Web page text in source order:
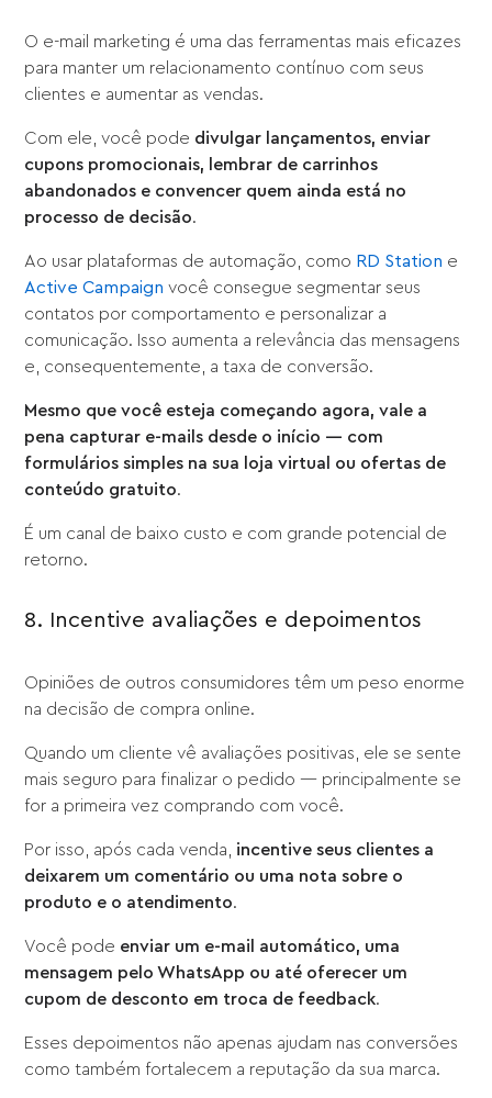
O e-mail marketing é uma das ferramentas mais eficazes
para manter um relacionamento contínuo com seus
clientes e aumentar as vendas.
Com ele, você pode divulgar lançamentos, enviar
cupons promocionais, lembrar de carrinhos
abandonados e convencer quem ainda está no
processo de decisão.
Ao usar plataformas de automação, como RD Station e
Active Campaign você consegue segmentar seus
contatos por comportamento e personalizar a
comunicação. Isso aumenta a relevância das mensagens
e, consequentemente, a taxa de conversão.
Mesmo que você esteja começando agora, vale a
pena capturar e-mails desde o início — com
formulários simples na sua loja virtual ou ofertas de
conteúdo gratuito.
É um canal de baixo custo e com grande potencial de
retorno.
8. Incentive avaliações e depoimentos
Opiniões de outros consumidores têm um peso enorme
na decisão de compra online.
Quando um cliente vê avaliações positivas, ele se sente
mais seguro para finalizar o pedido — principalmente se
for a primeira vez comprando com você.
Por isso, após cada venda, incentive seus clientes a
deixarem um comentário ou uma nota sobre o
produto e o atendimento.
Você pode enviar um e-mail automático, uma
mensagem pelo WhatsApp ou até oferecer um
cupom de desconto em troca de feedback.
Esses depoimentos não apenas ajudam nas conversões
como também fortalecem a reputação da sua marca.